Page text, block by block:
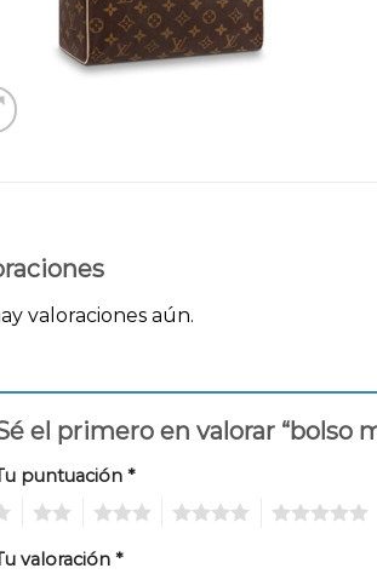
valoraciones aún.
el primero en valorar “bolso
puntuación *
valoración *